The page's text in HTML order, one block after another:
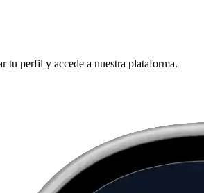
tu perfil y accede a nuestra plataforma.